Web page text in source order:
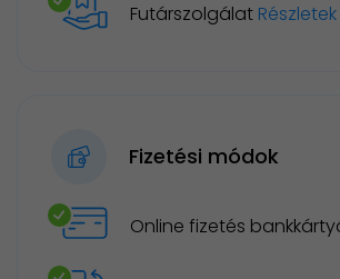
Futárszolgálat Részletek
Fizetési módok
Online fizetés